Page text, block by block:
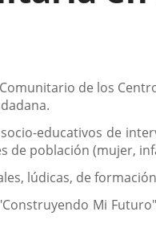
de los
educativos de
de población (mujer,
lúdicas, de
Mi